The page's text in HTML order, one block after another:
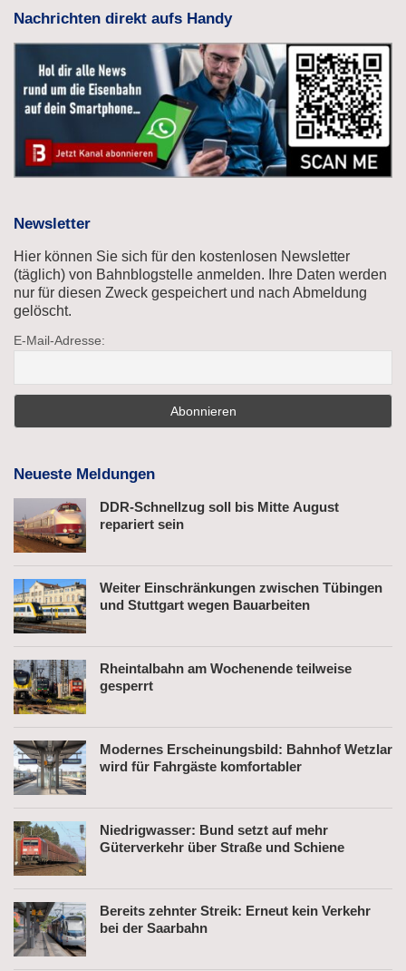
Nachrichten direkt aufs Handy
Newsletter
Hier können Sie sich für den kostenlosen Newsletter
(täglich) von Bahnblogstelle anmelden. Ihre Daten werden
nur für diesen Zweck gespeichert und nach Abmeldung
gelöscht.
E-Mail-Adresse:
Neueste Meldungen
DDR-Schnellzug soll bis Mitte August
repariert sein
Weiter Einschränkungen zwischen Tübingen
und Stuttgart wegen Bauarbeiten
Rheintalbahn am Wochenende teilweise
gesperrt
Modernes Erscheinungsbild: Bahnhof Wetzlar
wird für Fahrgäste komfortabler
Niedrigwasser: Bund setzt auf mehr
Güterverkehr über Straße und Schiene
Bereits zehnter Streik: Erneut kein Verkehr
bei der Saarbahn